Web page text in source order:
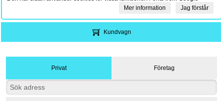
Jag förstår
Mer information
Kundvagn
Privat Företag